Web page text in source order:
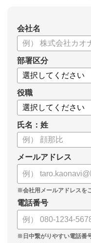
こちらの資料では、
・1on1とは何か？
・1on1の基本的なやり方
・ 1on1 の基本アジェン
についてまとめましたの
会社名
部署区分
役職
氏名：姓
メールアドレス
電話番号